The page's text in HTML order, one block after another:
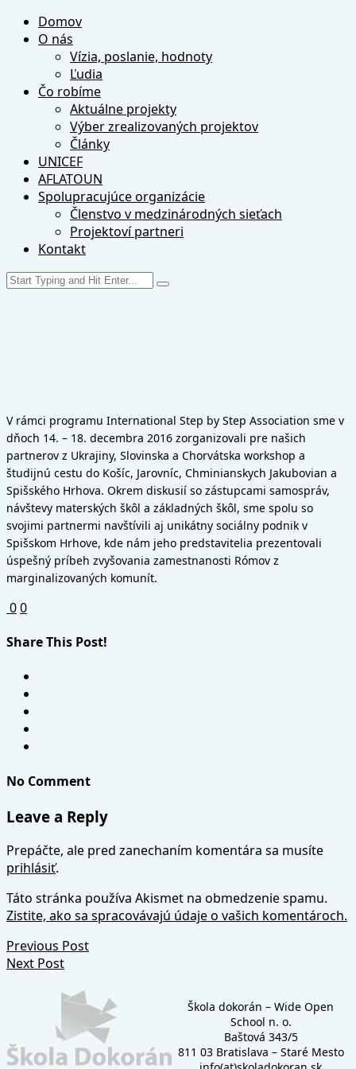
Domov
O nás
Vízia, poslanie, hodnoty
Ľudia
Čo robíme
Aktuálne projekty
Výber zrealizovaných projektov
Články
UNICEF
AFLATOUN
Spolupracujúce organizácie
Členstvo v medzinárodných sieťach
Projektoví partneri
Kontakt
V rámci programu International Step by Step Association sme v
dňoch 14. – 18. decembra 2016 zorganizovali pre našich
partnerov z Ukrajiny, Slovinska a Chorvátska workshop a
študijnú cestu do Košíc, Jarovníc, Chminianskych Jakubovian a
Spišského Hrhova. Okrem diskusií so zástupcami samospráv,
návštevy materských škôl a základných škôl, sme spolu so
svojimi partnermi navštívili aj unikátny sociálny podnik v
Spišskom Hrhove, kde nám jeho predstavitelia prezentovali
úspešný príbeh zvyšovania zamestnanosti Rómov z
marginalizovaných komunít.
00
Share This Post!
No Comment
Leave a Reply
Prepáčte, ale pred zanechaním komentára sa musíte
prihlásiť.
Táto stránka používa Akismet na obmedzenie spamu.
Zistite, ako sa spracovávajú údaje o vašich komentároch.
Previous Post
Next Post
Škola dokorán – Wide Open
School n. o.
Baštová 343/5
811 03 Bratislava – Staré Mesto